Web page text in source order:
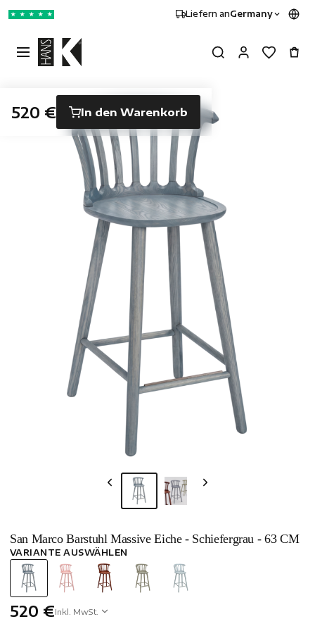
★ ★ ★ ★ ★ Liefern anGermany
San Marco Barstuhl Massive Eiche - Schiefergrau - 63 CM
VARIANTE AUSWÄHLEN
520 €Inkl. MwSt.
520 € In den Warenkorb